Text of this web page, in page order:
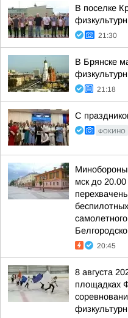
В поселке
21:30
В Брянске
21:18
С
ФОКИНО
Минобороны
мск до
20:45
8 августа
площадках